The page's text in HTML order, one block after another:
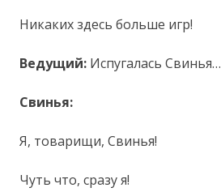
Никаких здесь больше игр!
Ведущий: Испугалась Свинья…
Свинья:
Я, товарищи, Свинья!
Чуть что, сразу я!